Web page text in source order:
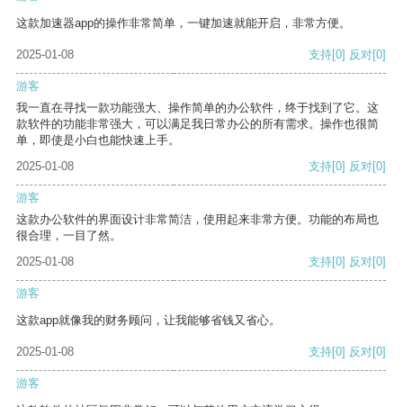
这款加速器app的操作非常简单，一键加速就能开启，非常方便。
2025-01-08 支持[0] 反对[0]
游客
我一直在寻找一款功能强大、操作简单的办公软件，终于找到了它。这
款软件的功能非常强大，可以满足我日常办公的所有需求。操作也很简
单，即使是小白也能快速上手。
2025-01-08
支持[0] 反对[0]
游客
这款办公软件的界面设计非常简洁，使用起来非常方便。功能的布局也
很合理，一目了然。
2025-01-08
支持[0] 反对[0]
游客
这款app就像我的财务顾问，让我能够省钱又省心。
2025-01-08 支持[0] 反对[0]
游客